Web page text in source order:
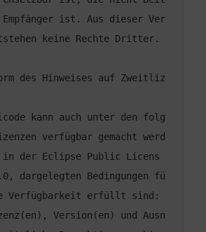
Empfänger ist. Aus dieser Ver
des Hinweises auf Zweitliz
kann auch unter den folg
verfügbar gemacht werd
in der Eclipse Public Licens
dargelegten Bedingungen fü
Verfügbarkeit erfüllt sind:
Version(en) und Ausn